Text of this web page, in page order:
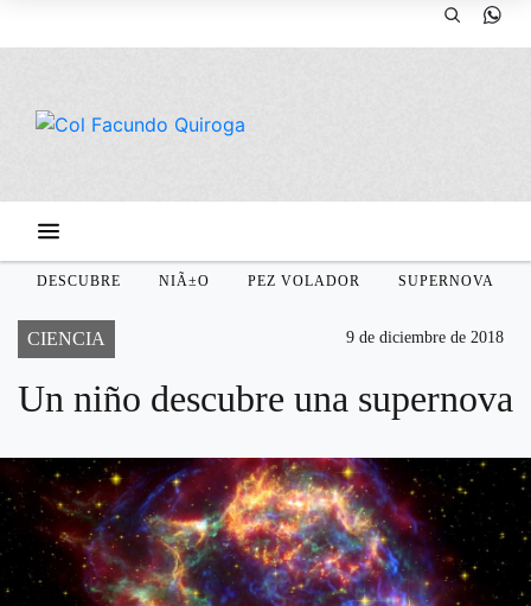
DESCUBRE NIÃ±O PEZ VOLADOR SUPERNOVA
CIENCIA 9 de diciembre de 2018
Un niño descubre una supernova